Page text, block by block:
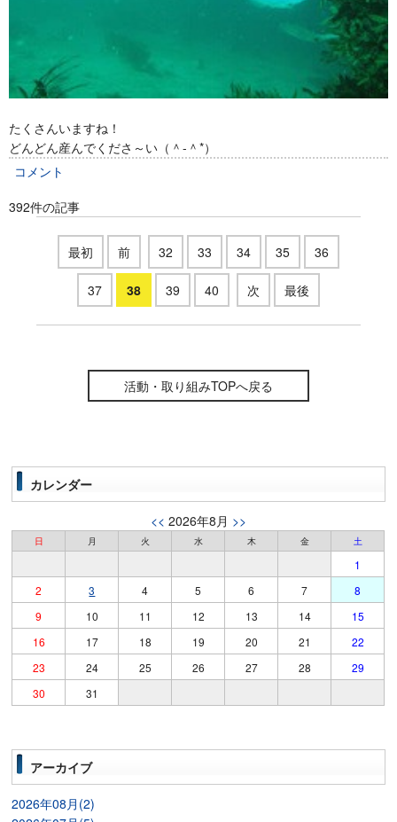
たくさんいますね！
どんどん産んでくださ～い（＾-＾*）
コメント
392件の記事
最初 前 32 33 34 35 36
37 38 39 40 次 最後
活動・取り組みTOPへ戻る
カレンダー
<< 2026年8月 >>
日 月 火 水 木 金 土
1
2
3 4 5 6 7
8
9
10 11 12 13 14
15
16
17 18 19 20 21
22
23
24 25 26 27 28
29
30
31
アーカイブ
2026年08月(2)